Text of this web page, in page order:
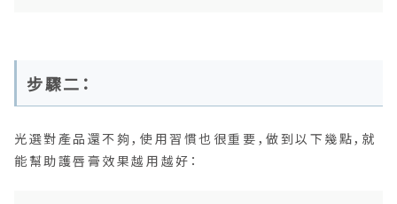
步驟二：
光選對產品還不夠，使用習慣也很重要，做到以下幾點，就
能幫助護唇膏效果越用越好：